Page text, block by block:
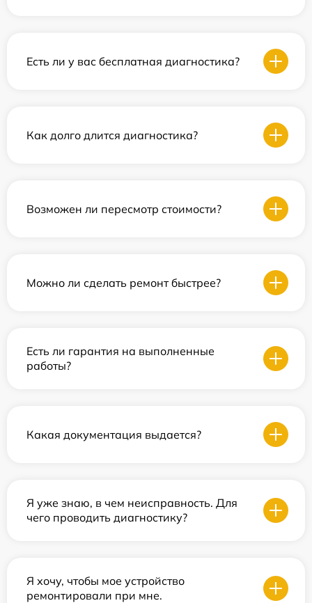
Есть ли у вас бесплатная диагностика?
Как долго длится диагностика?
Возможен ли пересмотр стоимости?
Можно ли сделать ремонт быстрее?
Есть ли гарантия на выполненные
работы?
Какая документация выдается?
Я уже знаю, в чем неисправность. Для
чего проводить диагностику?
Я хочу, чтобы мое устройство
ремонтировали при мне.